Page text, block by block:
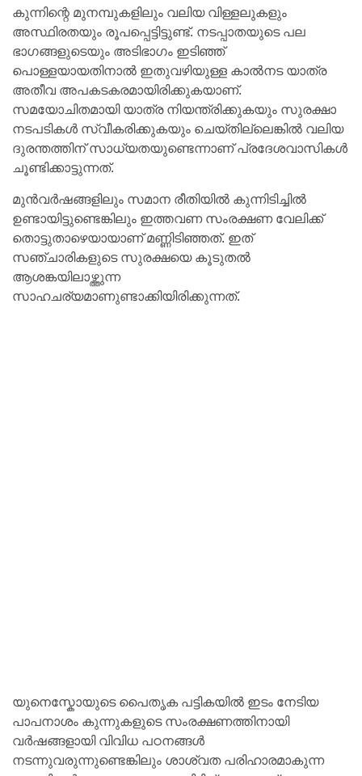
കുന്നിന്റെ മുനമ്പുകളിലും വലിയ വിള്ളലുകളും
അസ്ഥിരതയും രൂപപ്പെട്ടിട്ടുണ്ട്. നടപ്പാതയുടെ പല
ഭാഗങ്ങളുടെയും അടിഭാഗം ഇടിഞ്ഞ്
പൊള്ളയായതിനാൽ ഇതുവഴിയുള്ള കാൽനട യാത്ര
അതീവ അപകടകരമായിരിക്കുകയാണ്.
സമയോചിതമായി യാത്ര നിയന്ത്രിക്കുകയും സുരക്ഷാ
നടപടികൾ സ്വീകരിക്കുകയും ചെയ്തില്ലെങ്കിൽ വലിയ
ദുരന്തത്തിന് സാധ്യതയുണ്ടെന്നാണ് പ്രദേശവാസികൾ
ചൂണ്ടിക്കാട്ടുന്നത്.
മുൻവർഷങ്ങളിലും സമാന രീതിയിൽ കുന്നിടിച്ചിൽ
ഉണ്ടായിട്ടുണ്ടെങ്കിലും ഇത്തവണ സംരക്ഷണ വേലിക്ക്
തൊട്ടുതാഴെയായാണ് മണ്ണിടിഞ്ഞത്. ഇത്
സഞ്ചാരികളുടെ സുരക്ഷയെ കൂടുതൽ
ആശങ്കയിലാഴ്ത്തുന്ന
സാഹചര്യമാണുണ്ടാക്കിയിരിക്കുന്നത്.
യുനെസ്കോയുടെ പൈതൃക പട്ടികയിൽ ഇടം നേടിയ
പാപനാശം കുന്നുകളുടെ സംരക്ഷണത്തിനായി
വർഷങ്ങളായി വിവിധ പഠനങ്ങൾ
നടന്നുവരുന്നുണ്ടെങ്കിലും ശാശ്വത പരിഹാരമാകുന്ന